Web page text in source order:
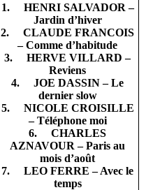
1. HENRI SALVADOR –
Jardin d’hiver
2. CLAUDE FRANCOIS
– Comme d’habitude
3. HERVE VILLARD –
Reviens
4. JOE DASSIN – Le
dernier slow
5. NICOLE CROISILLE
– Téléphone moi
6. CHARLES
AZNAVOUR – Paris au
mois d’août
7. LEO FERRE – Avec le
temps